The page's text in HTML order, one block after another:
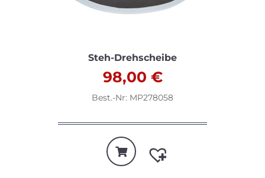
Steh-Drehscheibe
98,00 €
Best.-Nr: MP278058